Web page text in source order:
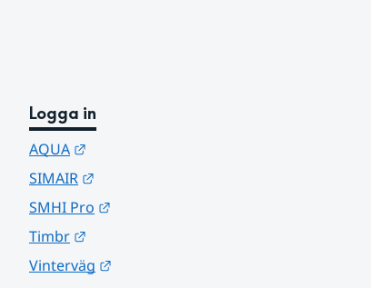
Logga in
AQUA
SIMAIR
SMHI Pro
Timbr
Vinterväg